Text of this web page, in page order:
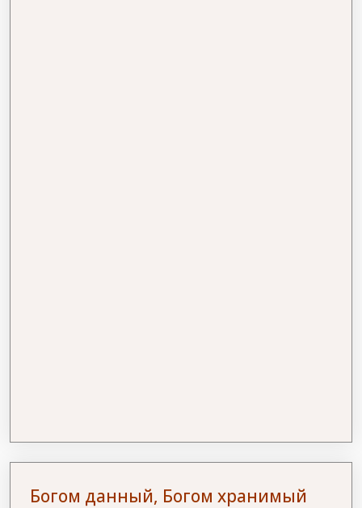
Богом данный, Богом хранимый